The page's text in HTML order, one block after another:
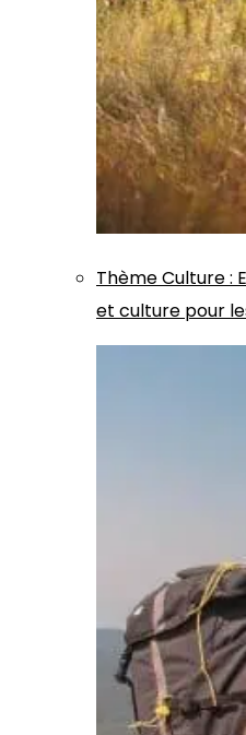
ThèmeCulture:
et culture pour